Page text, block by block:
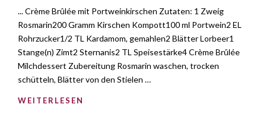
... Crème Brûlée mit Portweinkirschen Zutaten: 1 Zweig
Rosmarin200 Gramm Kirschen Kompott100 ml Portwein2 EL
Rohrzucker1/2 TL Kardamom, gemahlen2 Blätter Lorbeer1
Stange(n) Zimt2 Sternanis2 TL Speisestärke4 Crème Brûlée
Milchdessert Zubereitung Rosmarin waschen, trocken
schütteln, Blätter von den Stielen …
WEITERLESEN